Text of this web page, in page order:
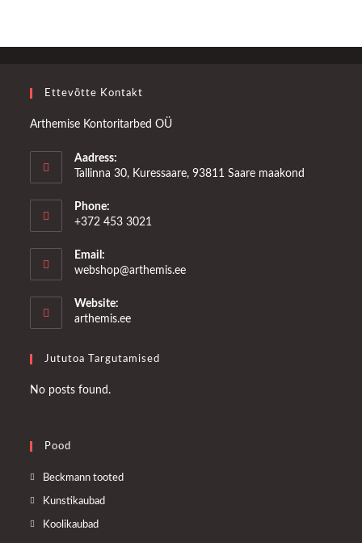
Ettevõtte Kontakt
Arthemise Kontoritarbed OÜ
Aadress:
Tallinna 30, Kuressaare, 93811 Saare maakond
Phone:
+372 453 3021
Email:
webshop@arthemis.eeOpens
Website:
arthemis.ee
Jututoa Targutamised
No posts found.
Pood
Beckmann tooted
Kunstikaubad
Koolikaubad